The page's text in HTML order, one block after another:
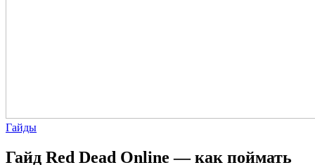
Гайды
Гайд Red Dead Online — как поймать